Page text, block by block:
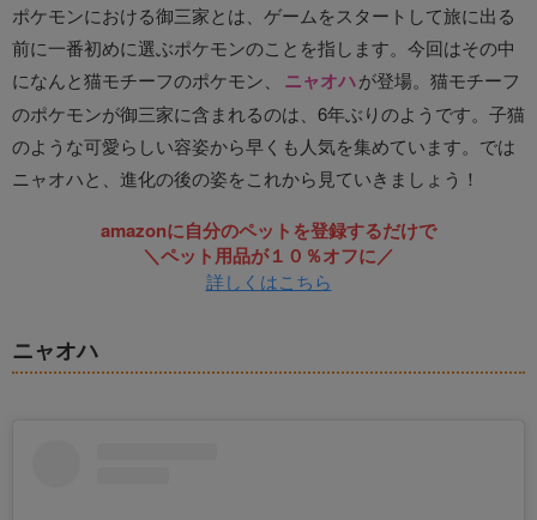
ポケモンにおける御三家とは、ゲームをスタートして旅に出る
前に一番初めに選ぶポケモンのことを指します。今回はその中
になんと猫モチーフのポケモン、
ニャオハが登場。猫モチーフ
のポケモンが御三家に含まれるのは、6年ぶりのようです。子猫
のような可愛らしい容姿から早くも人気を集めています。では
ニャオハと、進化の後の姿をこれから見ていきましょう！
amazonに自分のペットを登録するだけで
＼ペット用品が１０％オフに／
詳しくはこちら
ニャオハ